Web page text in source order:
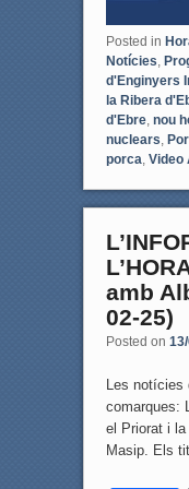
Posted in
Notícies,
d'Enginyers
la Ribera
d'Ebre, nou
nuclears,
porca, Video
amb
02-25)
Posted on
Les notícies
comarques:
el Priorat i la
Masip. Els